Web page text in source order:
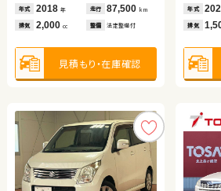
年式 2018 年 走行 87,500 km
排気 2,000 cc 整備 法定整備付
見積もり・在庫確認
年式
排気
年式 2013 年 走行 79,000 km
排気 1,500 cc 整備 法定整備付
見積もり・在庫確認
年式
排気
諸費用：5.5 万円 （税込）
保証 なし 住所 長野県
排気 660 整備 法定整備付
年式
排気
年式 2017 年 走行 68,500 km
排気 2,000 cc 整備 なし
見積もり・在庫確認
年式
排気